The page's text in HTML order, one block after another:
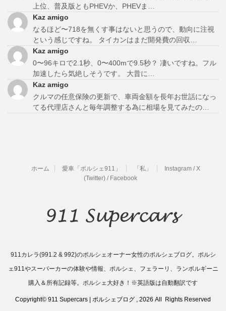
上位、普及版ともPHEVか、PHEVま…
Kaz amigo
なるほど〜718を無くす事はないと思うので、動向に注視
という感じですね。 タイカンはまだ開発費の回収…
Kaz amigo
0〜96キロで2.1秒、0〜400mで9.5秒？ 凄いですね。フル
加速したら気絶しそうです。 大昔に…
Kaz amigo
クルマの任意保険の更新で、車両金額を長年お世話になっ
てる代理店さんと毎年調整する為に相場を見てみたの…
ホーム 愛車「ポルシェ911」 「私」
Instagram / X
(Twitter) / Facebook
911カレラ(991.2 & 992)のポルシェオーナー女性のポルシェブログ。ポルシ
ェ911やスーパーカーの体験や情報、ポルシェ、フェラーリ、ランボルギーニ
購入＆所有記録等。ポルシェ大好き！※英語版は自動翻訳です
Copyright© 911 Supercars | ポルシェブログ , 2026 All Rights Reserved